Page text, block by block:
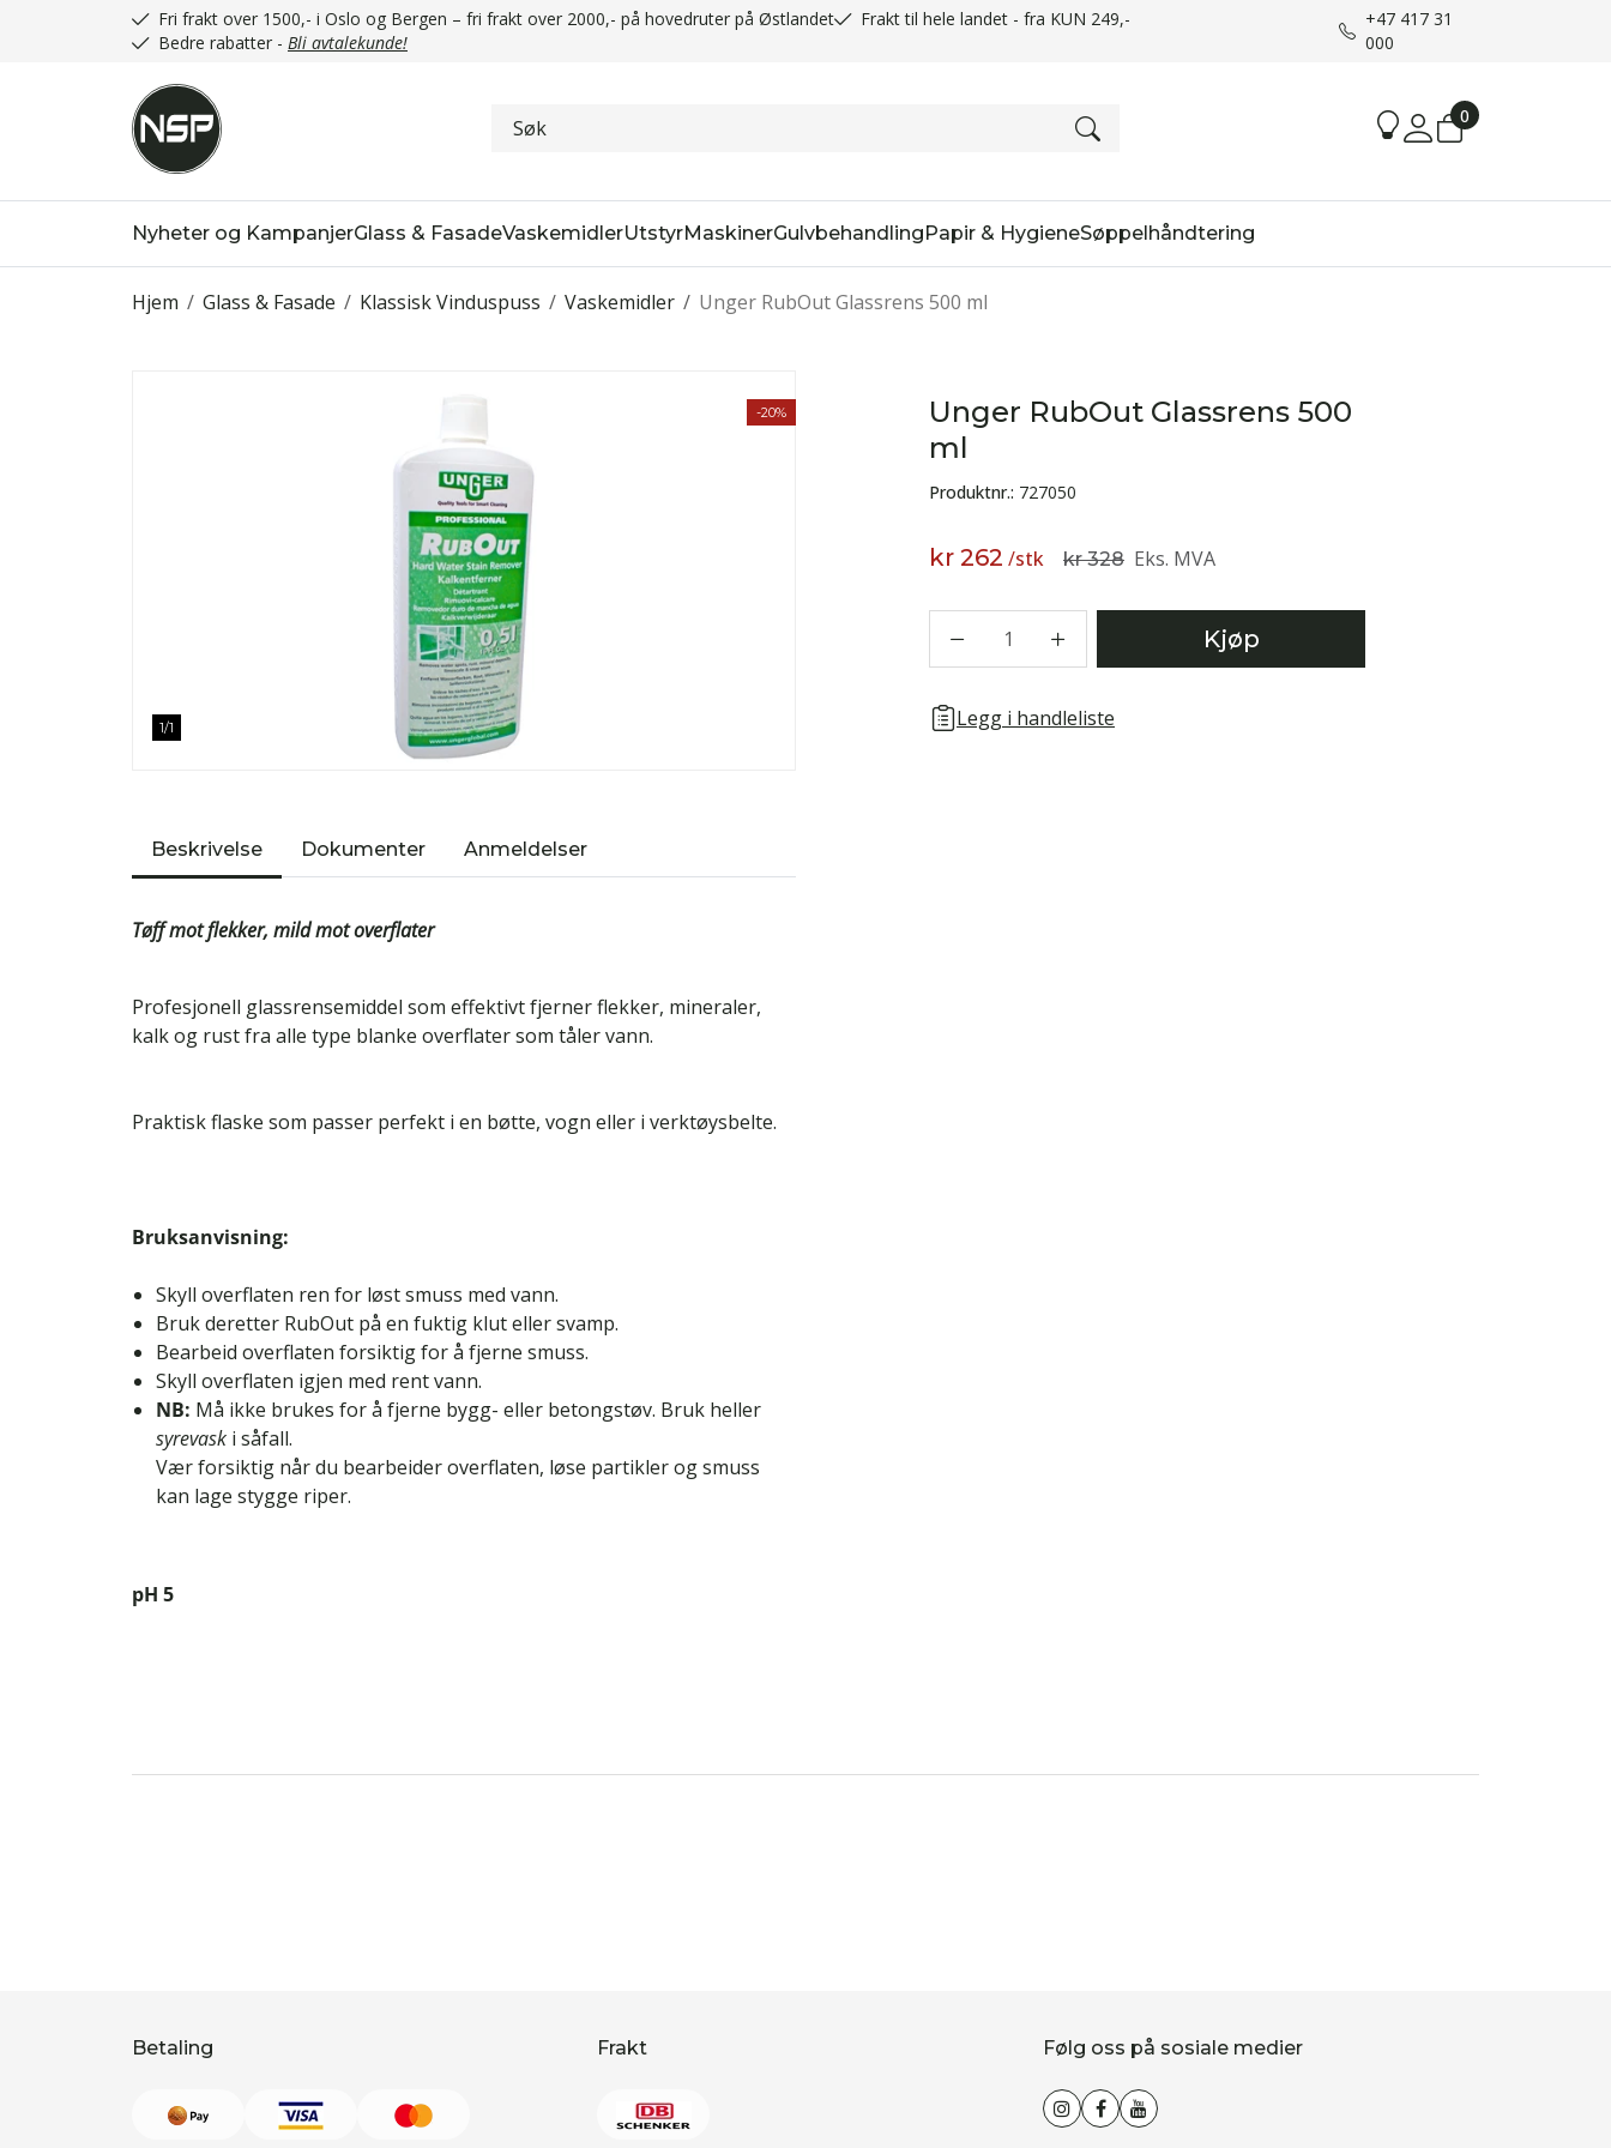
Fri frakt over 1500,- i Oslo og Bergen – fri frakt over 2000,- på hovedruter på Østlandet
Frakt til hele landet - fra KUN 249,-
Bedre rabatter - Bli avtalekunde!
+47 417 31
000
0
Nyheter og KampanjerGlass & FasadeVaskemidlerUtstyrMaskinerGulvbehandlingPapir & HygieneSøppelhåndtering
/
Hjem /
Glass & Fasade /
Klassisk Vinduspuss /
Vaskemidler Unger RubOut Glassrens 500 ml
1/1
-20%
Unger RubOut Glassrens 500
ml
Produktnr.: 727050
kr 262 /stk kr 328 Eks. MVA
1 Kjøp
Legg i handleliste
Beskrivelse Dokumenter Anmeldelser
Tøff mot flekker, mild mot overflater
Profesjonell glassrensemiddel som effektivt fjerner flekker, mineraler,
kalk og rust fra alle type blanke overflater som tåler vann.
Praktisk flaske som passer perfekt i en bøtte, vogn eller i verktøysbelte.
Bruksanvisning:
Skyll overflaten ren for løst smuss med vann.
Bruk deretter RubOut på en fuktig klut eller svamp.
Bearbeid overflaten forsiktig for å fjerne smuss.
Skyll overflaten igjen med rent vann.
NB: Må ikke brukes for å fjerne bygg- eller betongstøv. Bruk heller
syrevask i såfall.
Vær forsiktig når du bearbeider overflaten, løse partikler og smuss
kan lage stygge riper.
pH 5
Betaling Frakt Følg oss på sosiale medier